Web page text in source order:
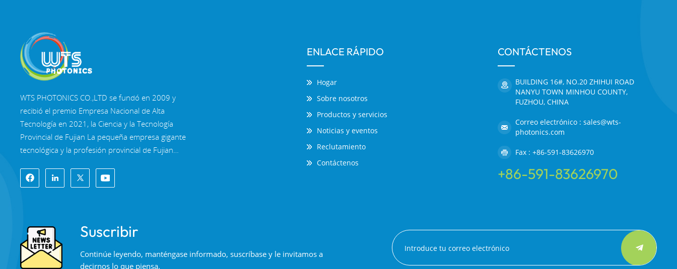
precisión
LEER MÁS
Espejos dicroicos
multibanda
LEER MÁS
WTS PHOTONICS CO.,LTD se fundó en 2009 y
recibió el premio Empresa Nacional de Alta
Tecnología en 2021, la Ciencia y la Tecnología
Provincial de Fujian La pequeña empresa gigante
tecnológica y la profesión provincial de Fujian
en 2022. WTS se ubica en el Hermosa ciudad
costera del sureste, Fuzhou, una famosa ciudad
un grupo de personal técnico calificado y un
sistema completo de procesamiento óptico,
Sistema de recubrimiento, sistema de ensamblaje
ENLACE RÁPIDO
Hogar
Sobre nosotros
Productos y servicios
Noticias y eventos
Reclutamiento
Contáctenos
CONTÁCTENOS
BUILDING 16#, NO.20 ZHIHUI ROAD
NANYU TOWN MINHOU COUNTY,
FUZHOU, CHINA
Correo electrónico : sales@wts-
photonics.com
Fax : +86-591-83626970
+86-591-83626970
Suscribir
Continúe leyendo, manténgase informado, suscríbase y le invitamos a
decirnos lo que piensa.